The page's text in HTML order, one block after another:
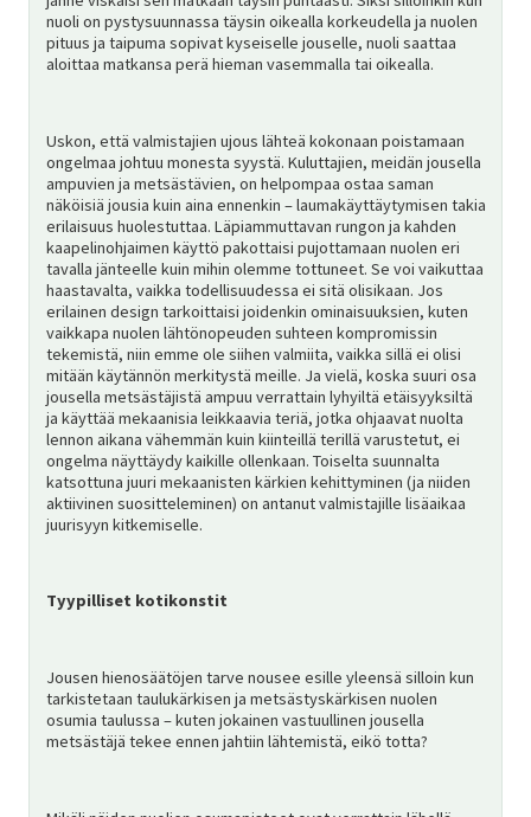
nuoli on pystysuunnassa täysin oikealla korkeudella ja nuolen
pituus ja taipuma sopivat kyseiselle jouselle, nuoli saattaa
aloittaa matkansa perä hieman vasemmalla tai oikealla.
Uskon, että valmistajien ujous lähteä kokonaan poistamaan
ongelmaa johtuu monesta syystä. Kuluttajien, meidän jousella
ampuvien ja metsästävien, on helpompaa ostaa saman
näköisiä jousia kuin aina ennenkin – laumakäyttäytymisen takia
erilaisuus huolestuttaa. Läpiammuttavan rungon ja kahden
kaapelinohjaimen käyttö pakottaisi pujottamaan nuolen eri
tavalla jänteelle kuin mihin olemme tottuneet. Se voi vaikuttaa
haastavalta, vaikka todellisuudessa ei sitä olisikaan. Jos
erilainen design tarkoittaisi joidenkin ominaisuuksien, kuten
vaikkapa nuolen lähtönopeuden suhteen kompromissin
tekemistä, niin emme ole siihen valmiita, vaikka sillä ei olisi
mitään käytännön merkitystä meille. Ja vielä, koska suuri osa
jousella metsästäjistä ampuu verrattain lyhyiltä etäisyyksiltä
ja käyttää mekaanisia leikkaavia teriä, jotka ohjaavat nuolta
lennon aikana vähemmän kuin kiinteillä terillä varustetut, ei
ongelma näyttäydy kaikille ollenkaan. Toiselta suunnalta
katsottuna juuri mekaanisten kärkien kehittyminen (ja niiden
aktiivinen suositteleminen) on antanut valmistajille lisäaikaa
juurisyyn kitkemiselle.
Tyypilliset kotikonstit
Jousen hienosäätöjen tarve nousee esille yleensä silloin kun
tarkistetaan taulukärkisen ja metsästyskärkisen nuolen
osumia taulussa – kuten jokainen vastuullinen jousella
metsästäjä tekee ennen jahtiin lähtemistä, eikö totta?